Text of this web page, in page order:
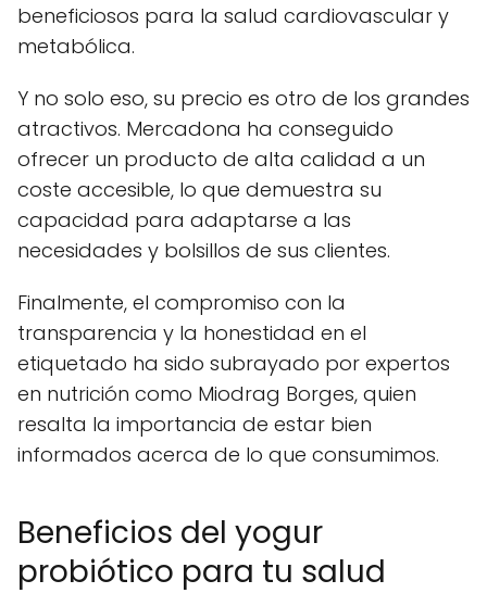
beneficiosos para la salud cardiovascular y
metabólica.
Y no solo eso, su precio es otro de los grandes
atractivos. Mercadona ha conseguido
ofrecer un producto de alta calidad a un
coste accesible, lo que demuestra su
capacidad para adaptarse a las
necesidades y bolsillos de sus clientes.
Finalmente, el compromiso con la
transparencia y la honestidad en el
etiquetado ha sido subrayado por expertos
en nutrición como Miodrag Borges, quien
resalta la importancia de estar bien
informados acerca de lo que consumimos.
Beneficios del yogur
probiótico para tu salud